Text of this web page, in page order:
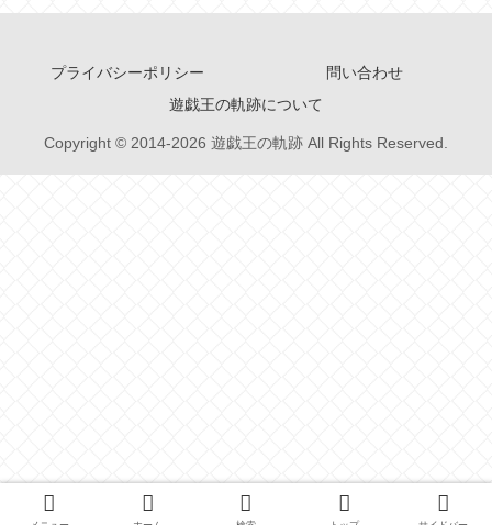
プライバシーポリシー
問い合わせ
遊戯王の軌跡について
Copyright © 2014-2026 遊戯王の軌跡 All Rights Reserved.